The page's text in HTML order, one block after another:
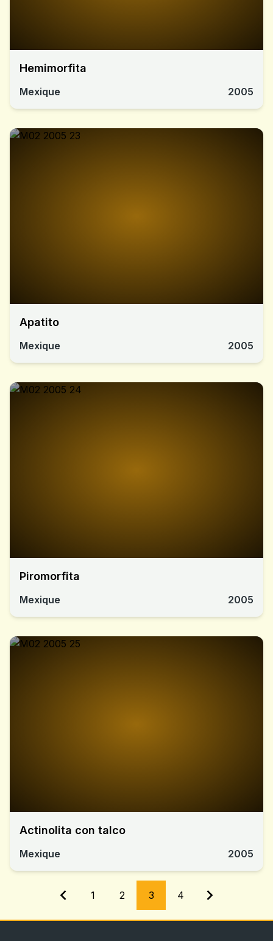
Hemimorfita
Mexique 2005
Apatito
Mexique 2005
Piromorfita
Mexique 2005
Actinolita con talco
Mexique 2005
1 2 3 4